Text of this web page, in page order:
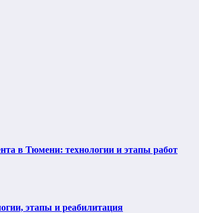
в Тюмени: технологии и этапы работ
этапы и реабилитация